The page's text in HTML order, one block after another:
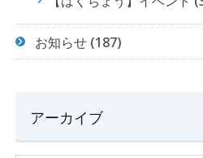
お知らせ (187)
アーカイブ